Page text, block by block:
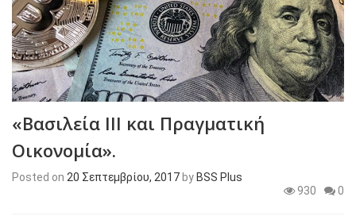
«Βασιλεία ΙΙΙ και Πραγματική
Οικονομία».
Posted on 20 Σεπτεμβρίου, 2017byBSS Plus
930
0